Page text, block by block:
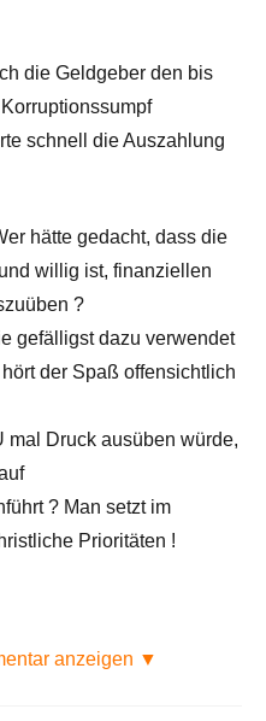
die Geldgeber den bis
schnell die Auszahlung
hätte gedacht, dass die
willig ist, finanziellen
?
gefälligst dazu verwendet
der Spaß offensichtlich
mal Druck ausüben würde,
? Man setzt im
Prioritäten !
anzeigen ▼